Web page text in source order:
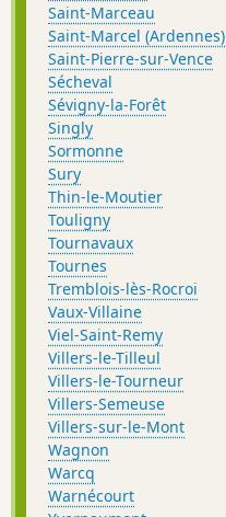
Saint-Marceau
Saint-Marcel (Ardennes)
Saint-Pierre-sur-Vence
Sécheval
Sévigny-la-Forêt
Singly
Sormonne
Sury
Thin-le-Moutier
Touligny
Tournavaux
Tournes
Tremblois-lès-Rocroi
Vaux-Villaine
Viel-Saint-Remy
Villers-le-Tilleul
Villers-le-Tourneur
Villers-Semeuse
Villers-sur-le-Mont
Wagnon
Warcq
Warnécourt